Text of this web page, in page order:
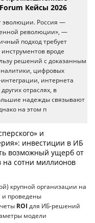
Кейсы 2026
эволюции. Россия —
революции», —
подход требует
вроде
решений с доказанным
цифровых
интеграции, интернета
отраслях, в
надежды связывают
на этом п
и
инвестиции в ИБ
возможный ущерб от
на сотни миллионов
крупной организации на
и проведены
ROI для ИБ-решений
модели